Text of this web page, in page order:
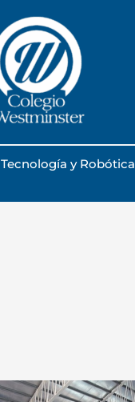
Tecnología y Robótica